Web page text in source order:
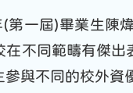
第一屆)畢業生陳
不同範疇有傑
與不同的校外資